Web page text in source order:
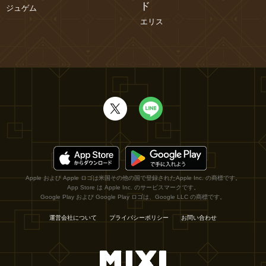
ジュゲム ド
エリス
Apple および Apple ロゴは米国その他の国で登録されたApple Inc. の商標です。
App Store は Apple Inc. のサービスマークです。
Google Play および Google Play ロゴは、Google LLC の商標です。
運営会社について プライバシーポリシー お問い合わせ